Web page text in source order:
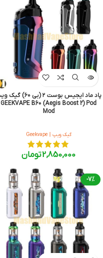
پاد ماد ایجیس بوست ۲ (بی ۶۰) گیک ویپ
GEEKVAPE B60 (Aegis Boost 2) Pod
Mod
گیک ویپ | Geekvape
2,850,000تومان
-7%